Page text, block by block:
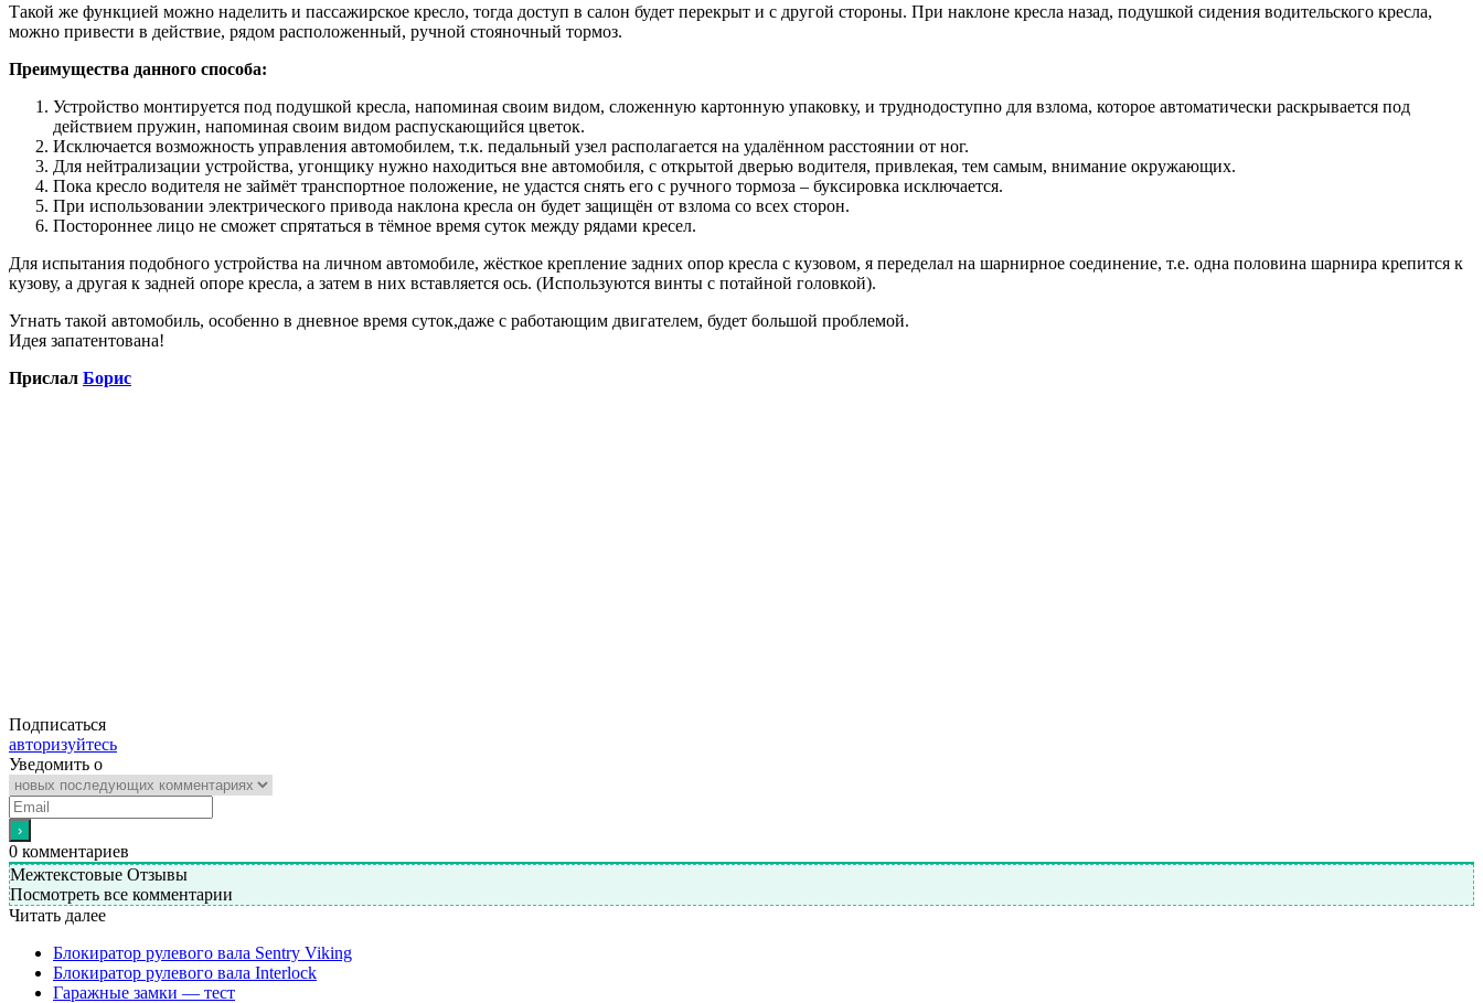
Такой же функцией можно наделить и пассажирское кресло, тогда доступ в салон будет перекрыт и с другой стороны. При наклоне кресла назад, подушкой сидения водительского кресла,
можно привести в действие, рядом расположенный, ручной стояночный тормоз.
Преимущества данного способа:
Устройство монтируется под подушкой кресла, напоминая своим видом, сложенную картонную упаковку, и труднодоступно для взлома, которое автоматически раскрывается под
действием пружин, напоминая своим видом распускающийся цветок.
Исключается возможность управления автомобилем, т.к. педальный узел располагается на удалённом расстоянии от ног.
Для нейтрализации устройства, угонщику нужно находиться вне автомобиля, с открытой дверью водителя, привлекая, тем самым, внимание окружающих.
Пока кресло водителя не займёт транспортное положение, не удастся снять его с ручного тормоза – буксировка исключается.
При использовании электрического привода наклона кресла он будет защищён от взлома со всех сторон.
Постороннее лицо не сможет спрятаться в тёмное время суток между рядами кресел.
Для испытания подобного устройства на личном автомобиле, жёсткое крепление задних опор кресла с кузовом, я переделал на шарнирное соединение, т.е. одна половина шарнира крепится к
кузову, а другая к задней опоре кресла, а затем в них вставляется ось. (Используются винты с потайной головкой).
Угнать такой автомобиль, особенно в дневное время суток,даже с работающим двигателем, будет большой проблемой.
Идея запатентована!
Прислал Борис
Подписаться
авторизуйтесь
Уведомить о
0 комментариев
Межтекстовые Отзывы
Посмотреть все комментарии
Читать далее
Блокиратор рулевого вала Sentry Viking
Блокиратор рулевого вала Interlock
Гаражные замки — тест